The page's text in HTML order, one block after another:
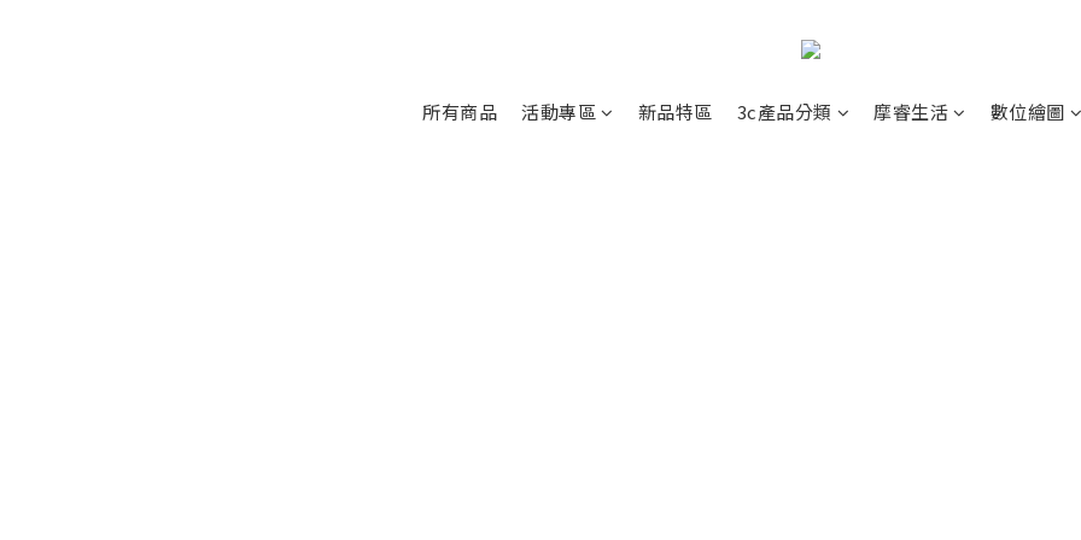
所有商品 活動專區 新品特區 3c產品分類 摩睿生活 數位繪圖